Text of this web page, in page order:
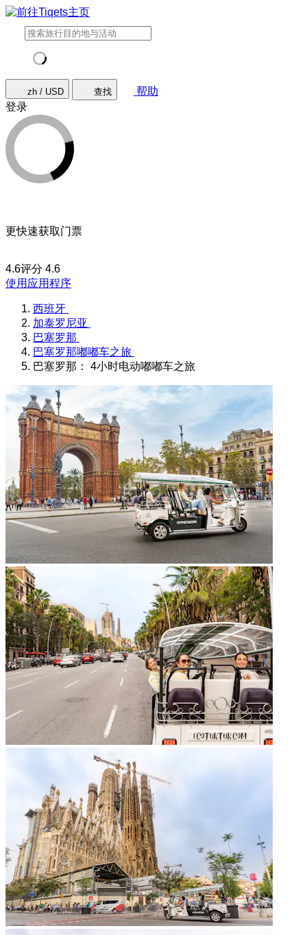
zh / USD 查找
帮助
登录
更快速获取门票
4.6评分 4.6
使用应用程序
西班牙
加泰罗尼亚
巴塞罗那
巴塞罗那嘟嘟车之旅
巴塞罗那： 4小时电动嘟嘟车之旅